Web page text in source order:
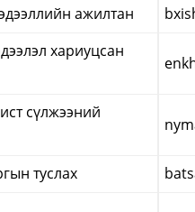
ажилтан
хариуцсан
сүлжээний
туслах